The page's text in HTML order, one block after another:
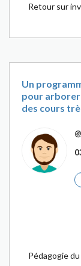
Retour sur
Un
pour
des cours
Pédagogie